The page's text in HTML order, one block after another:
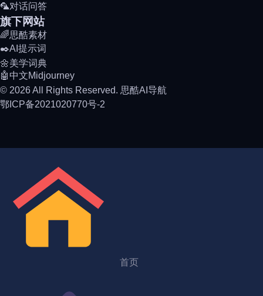
🦜对话问答
旗下网站
🌈思酷素材
✒️AI提示词
🌼美学词典
🤖中文Midjourney
© 2026 All Rights Reserved. 思酷AI导航
鄂ICP备2021020770号-2
首页